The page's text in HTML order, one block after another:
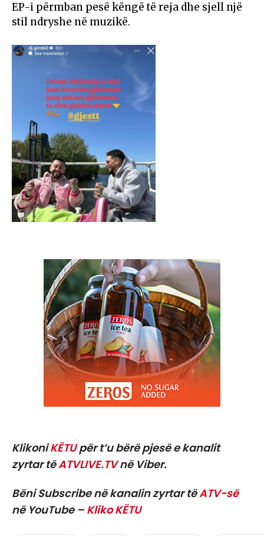
EP-i përmban pesë këngë të reja dhe sjell një
stil ndryshe në muzikë.
KlikoniKËTUpër t’u bërë pjesë e kanalit
zyrtar tëATVLIVE.TVnë Viber.
Bëni Subscribe në kanalin zyrtar tëATV-së
në YouTube – Kliko KËTU